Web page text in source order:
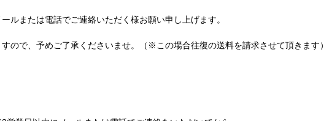
ルまたは電話でご連絡いただく様お願い申し上げます。
ので、予めご了承くださいませ。（※この場合往復の送料を請求させて頂きます）